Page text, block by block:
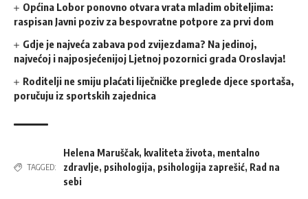
Općina Lobor ponovno otvara vrata mladim obiteljima:
raspisan Javni poziv za bespovratne potpore za prvi dom
Gdje je najveća zabava pod zvijezdama? Na jedinoj,
najvećoj i najposjećenijoj Ljetnoj pozornici grada Oroslavja!
Roditelji ne smiju plaćati liječničke preglede djece sportaša,
poručuju iz sportskih zajednica
TAGGED:
Helena Maruščak, kvaliteta života, mentalno
zdravlje, psihologija, psihologija zaprešić, Rad na
sebi